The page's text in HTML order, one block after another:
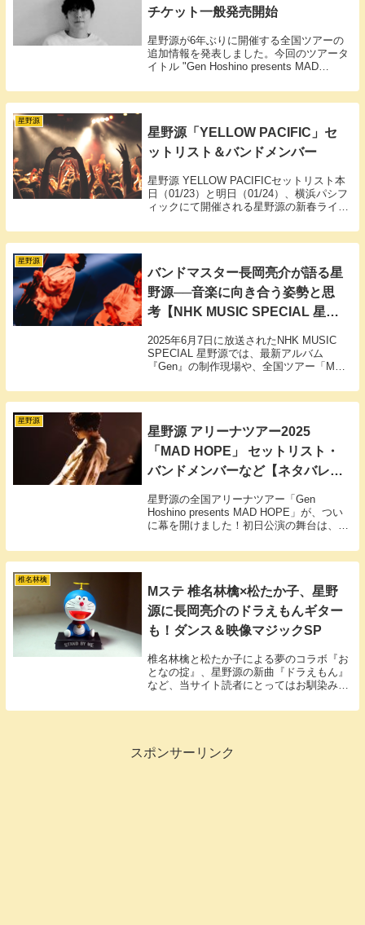
チケット一般発売開始
星野源が6年ぶりに開催する全国ツアーの
追加情報を発表しました。今回のツアータ
イトル "Gen Hoshino presents MAD
定となっており、ツアーには長岡亮介と三
浦淳吾の参加も期待されています。
星野源
星野源「YELLOW PACIFIC」セ
ットリスト＆バンドメンバー
星野源 YELLOW PACIFICセットリスト本
日（01/23）と明日（01/24）、横浜パシフ
ィックにて開催される星野源の新春ライブ
シ）。昨年頭の全国ツアー「YELLOW
VOYAGE」の時点...
星野源
バンドマスター長岡亮介が語る星
野源──音楽に向き合う姿勢と思
考【NHK MUSIC SPECIAL 星野
2025年6月7日に放送されたNHK MUSIC
SPECIAL 星野源では、最新アルバム
『Gen』の制作現場や、全国ツアー「MAD
バンドマスターとして長年星野源と活動を
ともにしてきた長岡亮介が、彼の音楽への
した。
星野源
星野源 アリーナツアー2025
「MAD HOPE」 セットリスト・
バンドメンバーなど【ネタバレ注
意】
星野源の全国アリーナツアー「Gen
Hoshino presents MAD HOPE」が、つい
に幕を開けました！初日公演の舞台は、愛
ホールA。待ちわびたファンの熱気ととも
に、期待・想像を超える最高のステージが
椎名林檎
Mステ 椎名林檎×松たか子、星野
源に長岡亮介のドラえもんギター
も！ダンス＆映像マジックSP
椎名林檎と松たか子による夢のコラボ『お
となの掟』、星野源の新曲『ドラえもん』
など、当サイト読者にとってはお馴染みの
んギターも注目を集めました。
スポンサーリンク